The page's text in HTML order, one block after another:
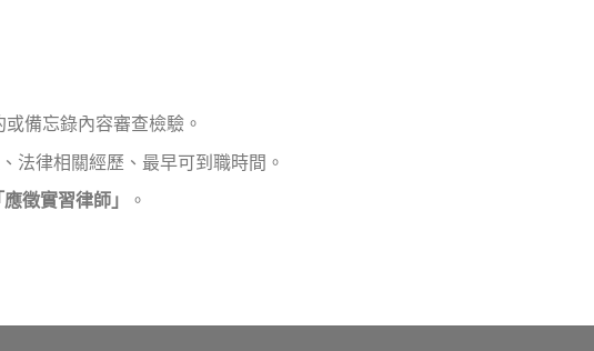
備忘錄內容審查檢驗。
法律相關經歷、最早可到職時間。
應徵實習律師」 。